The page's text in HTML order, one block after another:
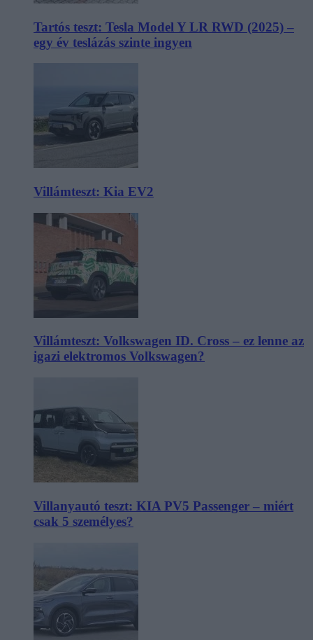
Tartós teszt: Tesla Model Y LR RWD (2025) –
egy év teslázás szinte ingyen
Villámteszt: Kia EV2
Villámteszt: Volkswagen ID. Cross – ez lenne az
igazi elektromos Volkswagen?
Villanyautó teszt: KIA PV5 Passenger – miért
csak 5 személyes?